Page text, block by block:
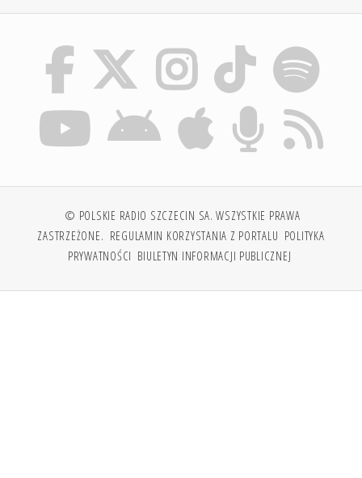
© POLSKIE RADIO SZCZECIN SA. WSZYSTKIE PRAWA
ZASTRZEŻONE. REGULAMIN KORZYSTANIA Z PORTALU POLITYKA
PRYWATNOŚCI BIULETYN INFORMACJI PUBLICZNEJ